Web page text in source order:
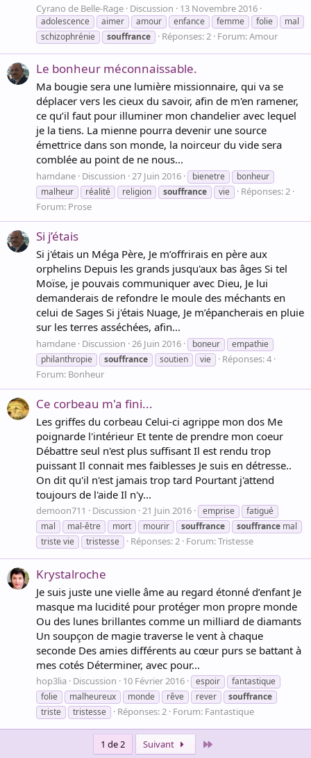
Cyrano de Belle-Rage Discussion 13 Novembre 2016
adolescence aimer amour enfance femme folie
mal
schizophrénie
souffrance Réponses: 2 Forum:Amour
Le bonheur méconnaissable.
Ma bougie sera une lumière missionnaire, qui va se
déplacer vers les cieux du savoir, afin de m'en ramener,
ce qu’il faut pour illuminer mon chandelier avec lequel
je la tiens. La mienne pourra devenir une source
émettrice dans son monde, la noirceur du vide sera
comblée au point de ne nous...
hamdane Discussion 27 Juin 2016 bienetre
bonheur
malheur
réalité religion souffrance vie
Réponses: 2
Forum: Prose
Si j’étais
Si j'étais un Méga Père, Je m’offrirais en père aux
orphelins Depuis les grands jusqu'aux bas âges Si tel
Moïse, je pouvais communiquer avec Dieu, Je lui
demanderais de refondre le moule des méchants en
celui de Sages Si j'étais Nuage, Je m’épancherais en pluie
sur les terres asséchées, afin...
hamdane Discussion 26 Juin 2016 boneur
empathie
philanthropie
souffrance soutien vie
Réponses: 4
Forum: Bonheur
Ce corbeau m'a fini...
Les griffes du corbeau Celui-ci agrippe mon dos Me
poignarde l'intérieur Et tente de prendre mon coeur
Débattre seul n'est plus suffisant Il est rendu trop
puissant Il connait mes faiblesses Je suis en détresse..
On dit qu'il n'est jamais trop tard Pourtant j'attend
toujours de l'aide Il n'y...
demoon711 Discussion 21 Juin 2016 emprise
fatigué
mal
mal-être mort mourir souffrance souffrance mal
triste vie
tristesse Réponses: 2 Forum:Tristesse
Krystalroche
Je suis juste une vielle âme au regard étonné d’enfant Je
masque ma lucidité pour protéger mon propre monde
Ou des lunes brillantes comme un milliard de diamants
Un soupçon de magie traverse le vent à chaque
seconde Des amies différents au cœur purs se battant à
mes cotés Déterminer, avec pour...
hop3lia Discussion 10 Février 2016 espoir
fantastique
folie
malheureux monde rêve rever
souffrance
triste
tristesse Réponses: 2 Forum: Fantastique
1 de 2 Suivant